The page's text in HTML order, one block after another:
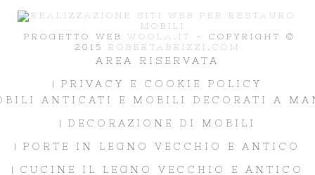
PROGETTO WEB WOOLA.IT
- COPYRIGHT ©
2015 ROBERTABRIZZI.COM
AREA RISERVATA
PRIVACY E COOKIE POLICY
ANTICATI E MOBILI DECORATI A
DECORAZIONE DI MOBILI
PORTE IN LEGNO VECCHIO E ANTICO
CUCINE IL LEGNO VECCHIO E ANTICO